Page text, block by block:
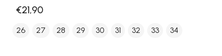
€21,90
26 27 28 29 30 31 32 33 34